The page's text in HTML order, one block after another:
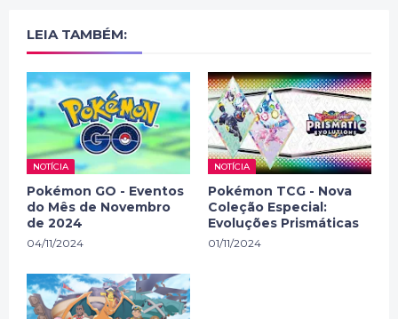
LEIA TAMBÉM:
NOTÍCIA
Pokémon GO - Eventos
do Mês de Novembro
de 2024
04/11/2024
NOTÍCIA
Pokémon TCG - Nova
Coleção Especial:
Evoluções Prismáticas
01/11/2024